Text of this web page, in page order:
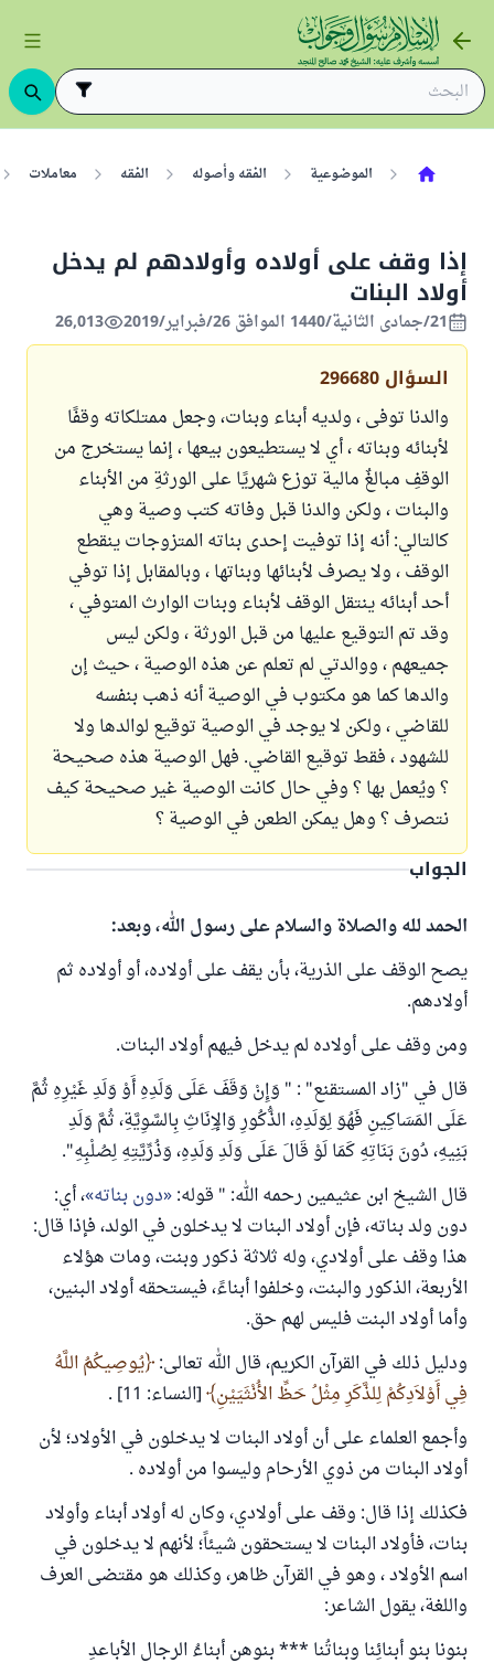
الموضوعية الفقه وأصوله الفقه معاملات
إذا وقف على أولاده وأولادهم لم يدخل
أولاد البنات
21/جمادى الثانية/1440 الموافق 26/فبراير/2019 26,013
السؤال 296680
والدنا توفى ، ولديه أبناء وبنات، وجعل ممتلكاته وقفًا
لأبنائه وبناته ، أي لا يستطيعون بيعها ، إنما يستخرج من
الوقفِ مبالغٌ مالية توزع شهريًا على الورثةِ من الأبناء
والبنات ، ولكن والدنا قبل وفاته كتب وصية وهي
كالتالي: أنه إذا توفيت إحدى بناته المتزوجات ينقطع
الوقف ، ولا يصرف لأبنائها وبناتها ، وبالمقابل إذا توفي
أحد أبنائه ينتقل الوقف لأبناء وبنات الوارث المتوفي ،
وقد تم التوقيع عليها من قبل الورثة ، ولكن ليس
جميعهم ، ووالدتي لم تعلم عن هذه الوصية ، حيث إن
والدها كما هو مكتوب في الوصية أنه ذهب بنفسه
للقاضي ، ولكن لا يوجد في الوصية توقيع لوالدها ولا
للشهود ، فقط توقيع القاضي. فهل الوصية هذه صحيحة
؟ ويُعمل بها ؟ وفي حال كانت الوصية غير صحيحة كيف
نتصرف ؟ وهل يمكن الطعن في الوصية ؟
الجواب
الحمد لله والصلاة والسلام على رسول الله، وبعد:
يصح الوقف على الذرية، بأن يقف على أولاده، أو أولاده ثم
أولادهم.
ومن وقف على أولاده لم يدخل فيهم أولاد البنات.
قال في "زاد المستقنع" : " وَإِنْ وَقَفَ عَلَى وَلَدِهِ أَوْ وَلَدِ غَيْرِهِ ثُمَّ
عَلَى المَسَاكِينِ فَهُوَ لِوَلَدِهِ، الذُّكُورِ وَالإِنَاثِ بِالسَّوِيَّةِ، ثُمَّ وَلَدِ
بَنِيهِ، دُونَ بَنَاتِهِ كَمَا لَوْ قَالَ عَلَى وَلَدِ وَلَدِهِ، وَذُرِّيَّتِهِ لِصُلْبِهِ".
قال الشيخ ابن عثيمين رحمه الله: " قوله: دون بناته ، أي:
دون ولد بناته، فإن أولاد البنات لا يدخلون في الولد، فإذا قال:
هذا وقف على أولادي، وله ثلاثة ذكور وبنت، ومات هؤلاء
الأربعة، الذكور والبنت، وخلفوا أبناءً، فيستحقه أولاد البنين،
وأما أولاد البنت فليس لهم حق.
ودليل ذلك في القرآن الكريم، قال الله تعالى: يُوصِيكُمُ اللَّهُ
فِي أَوْلاَدِكُمْ لِلذَّكَرِ مِثْلُ حَظِّ الأُنْثَيَيْنِ [النساء: 11] .
وأجمع العلماء على أن أولاد البنات لا يدخلون في الأولاد؛ لأن
أولاد البنات من ذوي الأرحام وليسوا من أولاده .
فكذلك إذا قال: وقف على أولادي، وكان له أولاد أبناء وأولاد
بنات، فأولاد البنات لا يستحقون شيئاً؛ لأنهم لا يدخلون في
اسم الأولاد ، وهو في القرآن ظاهر، وكذلك هو مقتضى العرف
واللغة، يقول الشاعر:
بنونا بنو أبنائِنا وبناتُنا *** بنوهن أبناءُ الرجالِ الأباعدِ